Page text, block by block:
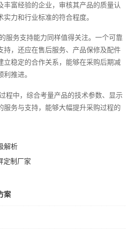
丰富经验的企业，审核其产品的质量认
力和行业标准的符合程度。
服务支持能力同样值得关注。一个可靠
持，还应在售后服务、产品保修及配件
立稳定的合作关系，能够在采购后期减
推进。
程中，综合考量产品的技术参数、显示
服务与支持，能够大幅提升采购过程的
解析
定制厂家
案